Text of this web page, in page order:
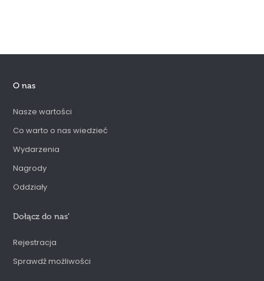
O nas
Nasze wartości
Co warto o nas wiedzieć
Wydarzenia
Nagrody
Oddziały
Dołącz do nas'
Rejestracja
Sprawdź możliwości